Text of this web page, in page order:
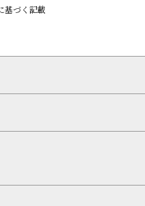
基づく記載